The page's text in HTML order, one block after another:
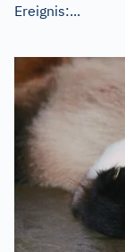
Ereignis:...